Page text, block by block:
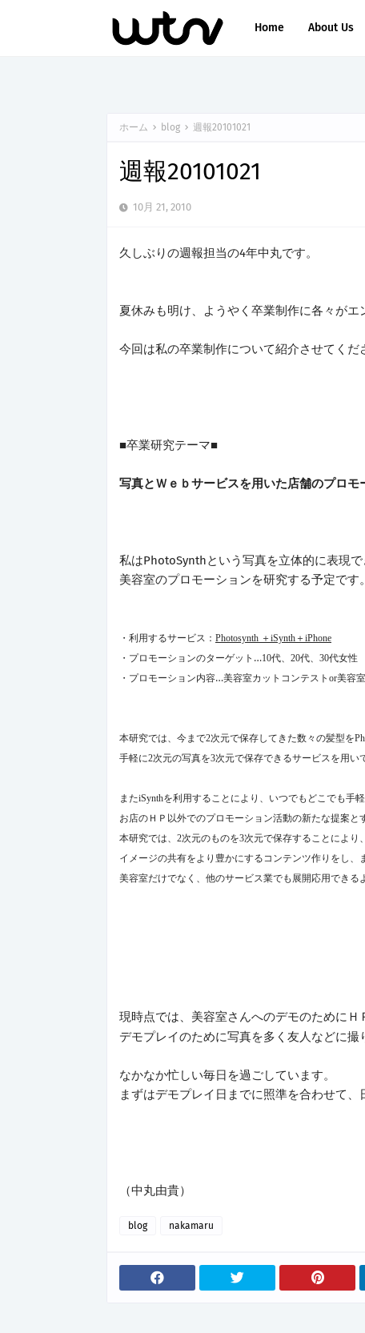
Home About Us
ホーム blog 週報20101021
週報20101021
10月 21, 2010
久しぶりの週報担当の4年中丸です。
夏休みも明け、ようやく卒業制作に各々がエ
今回は私の卒業制作について紹介させてくだ
■卒業研究テーマ■
写真とＷｅｂサービスを用いた店舗のプロモ
私はPhotoSynthという写真を立体的に表現で
美容室のプロモーションを研究する予定です。
・利用するサービス： Photosynth ＋ iSynth ＋ iPhone
・プロモーションのターゲット …10代、 20代、 30代女性
・プロモーション内容…美容室カットコンテスト or美容室
本研究では、今まで2次元で保存してきた数々の髪型を
手軽に2次元の写真を3次元で保存できるサービスを用い
またiSynthを利用することにより、いつでもどこでも手軽
お店のＨＰ以外でのプロモーション活動の新たな提案と
本研究では、 2次元のものを3次元で保存することにより
イメージの共有をより豊かにするコンテンツ作りをし、
美容室だけでなく、他のサービス業でも展開応用できる
現時点では、美容室さんへのデモのためにＨ
デモプレイのために写真を多く友人などに撮
なかなか忙しい毎日を過ごしています。
まずはデモプレイ日までに照準を合わせて、
（中丸由貴）
blog nakamaru